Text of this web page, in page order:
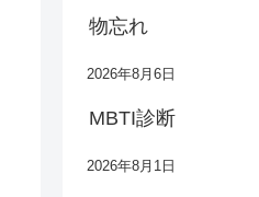
物忘れ
2026年8月6日
MBTI診断
2026年8月1日